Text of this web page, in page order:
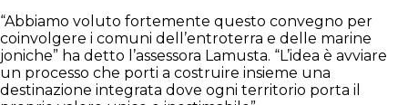
“Abbiamo voluto fortemente questo convegno per
coinvolgere i comuni dell’entroterra e delle marine
joniche” ha detto l’assessora Lamusta. “L’idea è avviare
un processo che porti a costruire insieme una
destinazione integrata dove ogni territorio porta il